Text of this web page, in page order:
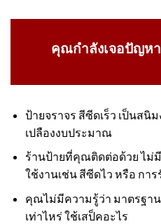
คุณกำลังเจอปัญห
ป้ายจราจร สีซีดเร็ว เป็นสนิ
เปลืองงบประมาณ
ร้านป้ายที่คุณติดต่อด้วย ไม่
ใช้งานเช่น สีซีดไว หรือ กา
คุณไม่มีความรู้ว่า มาตรฐา
เท่าไหร่ ใช้เสป็คอะไร